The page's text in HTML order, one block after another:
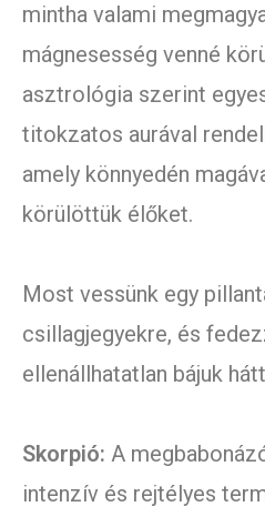
mintha valami
mágnesesség venné
asztrológia szerint
titokzatos aurával
amely könnyedén
körülöttük élőket.
Most vessünk egy
csillagjegyekre, és
ellenállhatatlan bájuk
Skorpió: A
intenzív és rejtélyes